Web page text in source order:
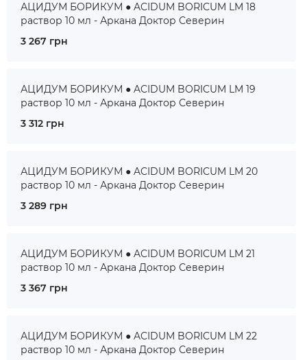
АЦИДУМ БОРИКУМ ● ACIDUM BORICUM LM 18
раствор 10 мл - Аркана Доктор Северин
3 267 грн
АЦИДУМ БОРИКУМ ● ACIDUM BORICUM LM 19
раствор 10 мл - Аркана Доктор Северин
3 312 грн
АЦИДУМ БОРИКУМ ● ACIDUM BORICUM LM 20
раствор 10 мл - Аркана Доктор Северин
3 289 грн
АЦИДУМ БОРИКУМ ● ACIDUM BORICUM LM 21
раствор 10 мл - Аркана Доктор Северин
3 367 грн
АЦИДУМ БОРИКУМ ● ACIDUM BORICUM LM 22
раствор 10 мл - Аркана Доктор Северин